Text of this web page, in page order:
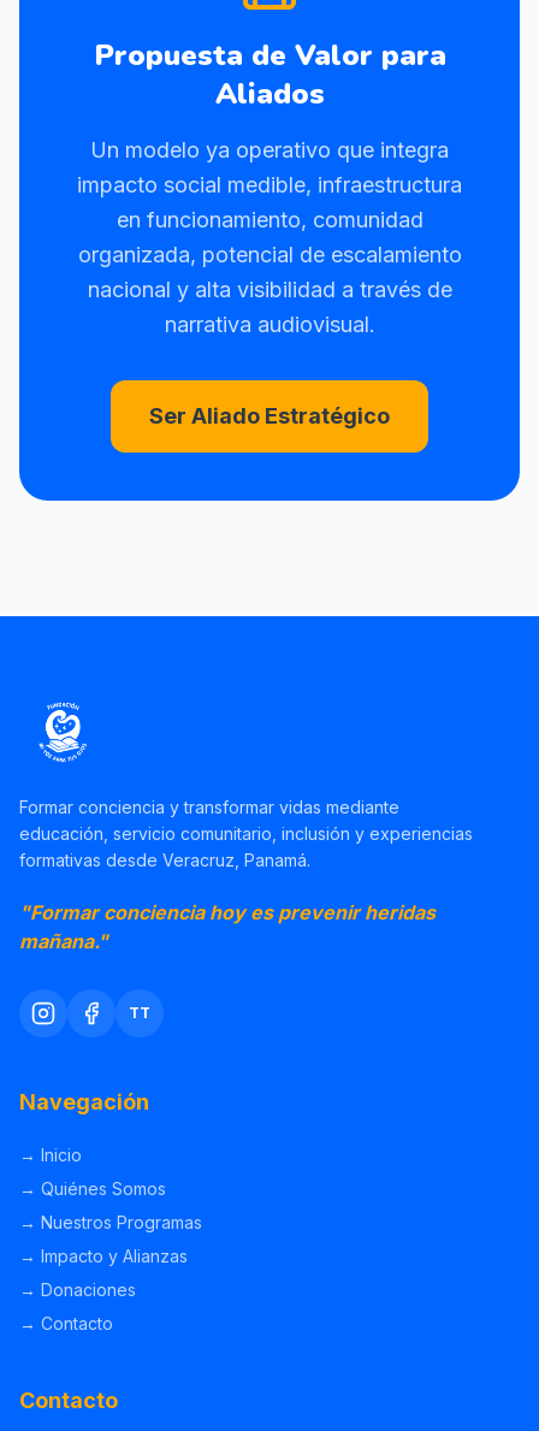
Propuesta de Valor para
Aliados
Un modelo ya operativo que integra
impacto social medible, infraestructura
en funcionamiento, comunidad
organizada, potencial de escalamiento
nacional y alta visibilidad a través de
narrativa audiovisual.
Ser Aliado Estratégico
Formar conciencia y transformar vidas mediante
educación, servicio comunitario, inclusión y experiencias
formativas desde Veracruz, Panamá.
"Formar conciencia hoy es prevenir heridas
mañana."
TT
Navegación
→ Inicio
→ Quiénes Somos
→ Nuestros Programas
→ Impacto y Alianzas
→ Donaciones
→ Contacto
Contacto